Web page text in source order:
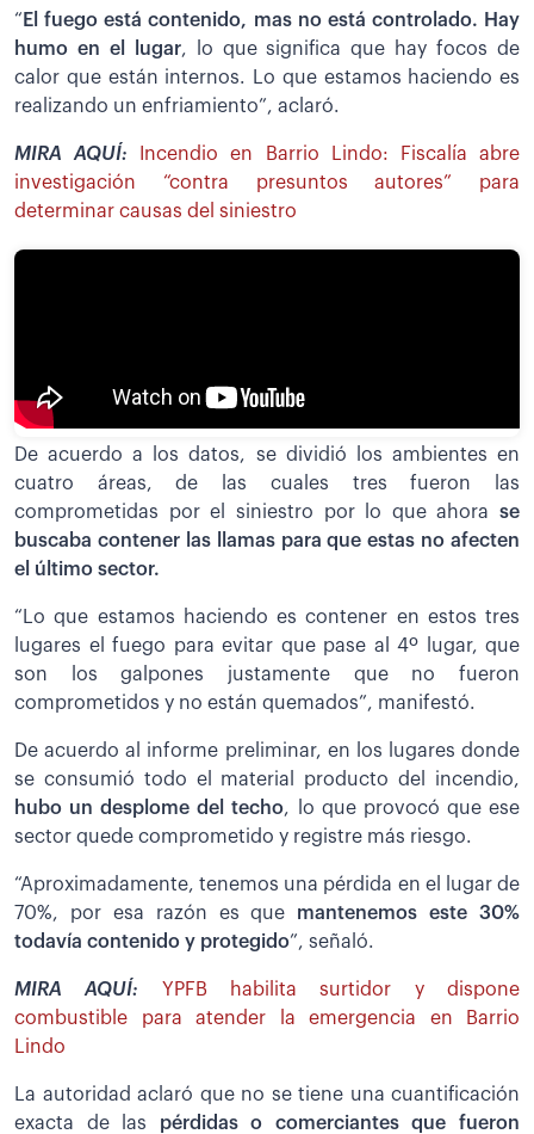
“ El fuego está contenido, mas no está controlado. Hay
humo en el lugar, lo que significa que hay focos de
calor que están internos. Lo que estamos haciendo es
realizando un enfriamiento”, aclaró.
MIRA AQUÍ:
Incendio en Barrio Lindo: Fiscalía abre
investigación “contra presuntos autores” para
determinar causas del siniestro
De acuerdo a los datos, se dividió los ambientes en
cuatro áreas, de las cuales tres fueron las
comprometidas por el siniestro por lo que ahora se
buscaba contener las llamas para que estas no afecten
el último sector.
“Lo que estamos haciendo es contener en estos tres
lugares el fuego para evitar que pase al 4º lugar, que
son los galpones justamente que no fueron
comprometidos y no están quemados”, manifestó.
De acuerdo al informe preliminar, en los lugares donde
se consumió todo el material producto del incendio,
hubo un desplome del techo, lo que provocó que ese
sector quede comprometido y registre más riesgo.
“Aproximadamente, tenemos una pérdida en el lugar de
70%, por esa razón es que mantenemos este 30%
todavía contenido y protegido”, señaló.
MIRA AQUÍ: YPFB habilita surtidor y dispone
combustible para atender la emergencia en Barrio
Lindo
La autoridad aclaró que no se tiene una cuantificación
exacta de las pérdidas o comerciantes que fueron